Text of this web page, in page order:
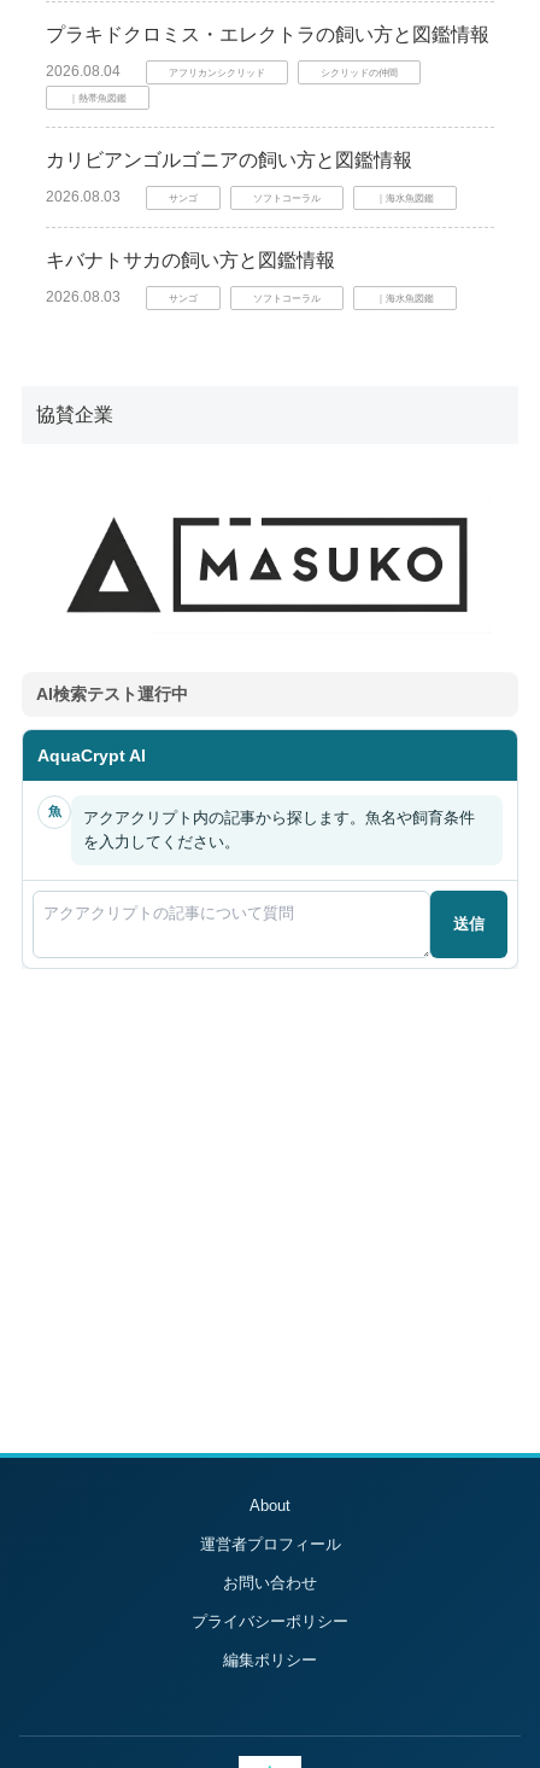
プラキドクロミス・エレクトラの飼い方と図鑑情報
2026.08.04 アフリカンシクリッド シクリッドの仲間
｜熱帯魚図鑑
カリビアンゴルゴニアの飼い方と図鑑情報
2026.08.03 サンゴ ソフトコーラル ｜海水魚図鑑
キバナトサカの飼い方と図鑑情報
2026.08.03 サンゴ ソフトコーラル ｜海水魚図鑑
協賛企業
AI検索テスト運行中
AquaCrypt AI
魚
アクアクリプト内の記事から探します。魚名や飼育条件
を入力してください。
送信
About
運営者プロフィール
お問い合わせ
プライバシーポリシー
編集ポリシー